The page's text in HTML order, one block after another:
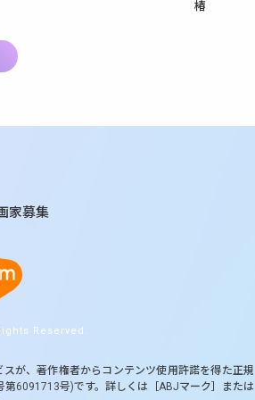
椿
家募集
Reserved.
が、著作権者からコンテンツ使用許諾を得た正規
6091713号)です。詳しくは［ABJマーク］または